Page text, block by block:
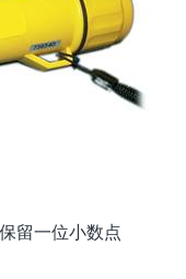
留一位小数点